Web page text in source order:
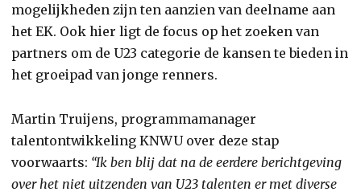
mogelijkheden zijn ten aanzien van deelname aan
het EK. Ook hier ligt de focus op het zoeken van
partners om de U23 categorie de kansen te bieden in
het groeipad van jonge renners.
Martin Truijens, programmamanager
talentontwikkeling KNWU over deze stap
voorwaarts: “Ik ben blij dat na de eerdere berichtgeving
over het niet uitzenden van U23 talenten er met diverse